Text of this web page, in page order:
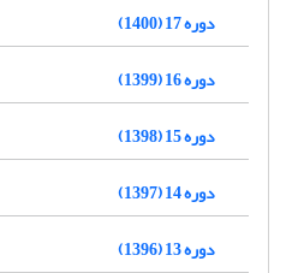
دوره 17 (1400)
دوره 16 (1399)
دوره 15 (1398)
دوره 14 (1397)
دوره 13 (1396)